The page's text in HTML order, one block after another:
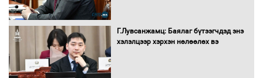
"ДЦС-3” ТӨХК-ийн нэн шаардлагатай
“Турбингенератор-5”-ын шинэчлэлийн
төсвийг шийдвэрлэхээр болов
Г.Лувсанжамц: Баялаг бүтээгчдэд энэ
хэлэлцээр хэрхэн нөлөөлөх вэ